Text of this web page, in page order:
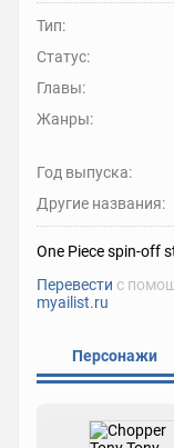
Тип:
Статус:
Главы:
Жанры:
Год выпуска:
Другие названия:
One Piece spin-off
Перевести с
myailist.ru
Персонажи